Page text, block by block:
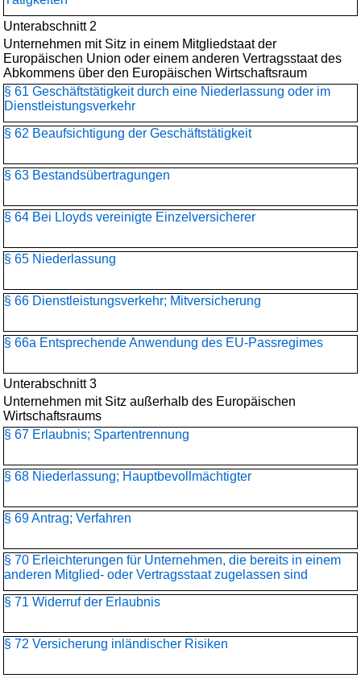
Unterabschnitt 2
Unternehmen mit Sitz in einem Mitgliedstaat der
Europäischen Union oder einem anderen Vertragsstaat des
Abkommens über den Europäischen Wirtschaftsraum
§ 61 Geschäftstätigkeit durch eine Niederlassung oder im
Dienstleistungsverkehr
§ 62 Beaufsichtigung der Geschäftstätigkeit
§ 63 Bestandsübertragungen
§ 64 Bei Lloyds vereinigte Einzelversicherer
§ 65 Niederlassung
§ 66 Dienstleistungsverkehr; Mitversicherung
§ 66a Entsprechende Anwendung des EU-Passregimes
Unterabschnitt 3
Unternehmen mit Sitz außerhalb des Europäischen
Wirtschaftsraums
§ 67 Erlaubnis; Spartentrennung
§ 68 Niederlassung; Hauptbevollmächtigter
§ 69 Antrag; Verfahren
§ 70 Erleichterungen für Unternehmen, die bereits in einem
anderen Mitglied- oder Vertragsstaat zugelassen sind
§ 71 Widerruf der Erlaubnis
§ 72 Versicherung inländischer Risiken